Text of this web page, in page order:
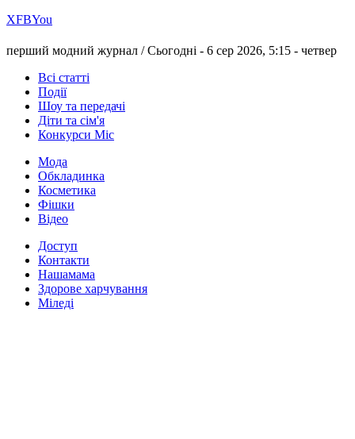
ХFBYou
перший модний журнал /Сьогодні - 6 сер 2026, 5:15 - четвер
Всі статті
Події
Шоу та передачі
Діти та сім'я
Конкурси Міс
Мода
Обкладинка
Косметика
Фішки
Відео
Доступ
Контакти
Нашамама
Здорове харчування
Міледі